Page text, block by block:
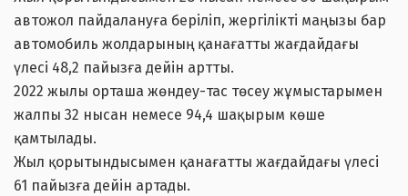
автожол пайдалануға беріліп, жергілікті маңызы бар
автомобиль жолдарының қанағатты жағдайдағы
үлесі 48,2 пайызға дейін артты.
2022 жылы орташа жөндеу-тас төсеу жұмыстарымен
жалпы 32 нысан немесе 94,4 шақырым көше
қамтылады.
Жыл қорытындысымен қанағатты жағдайдағы үлесі
61 пайызға дейін артады.